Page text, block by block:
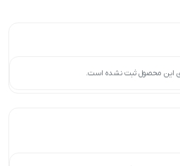
این محصول ثبت نشده است.